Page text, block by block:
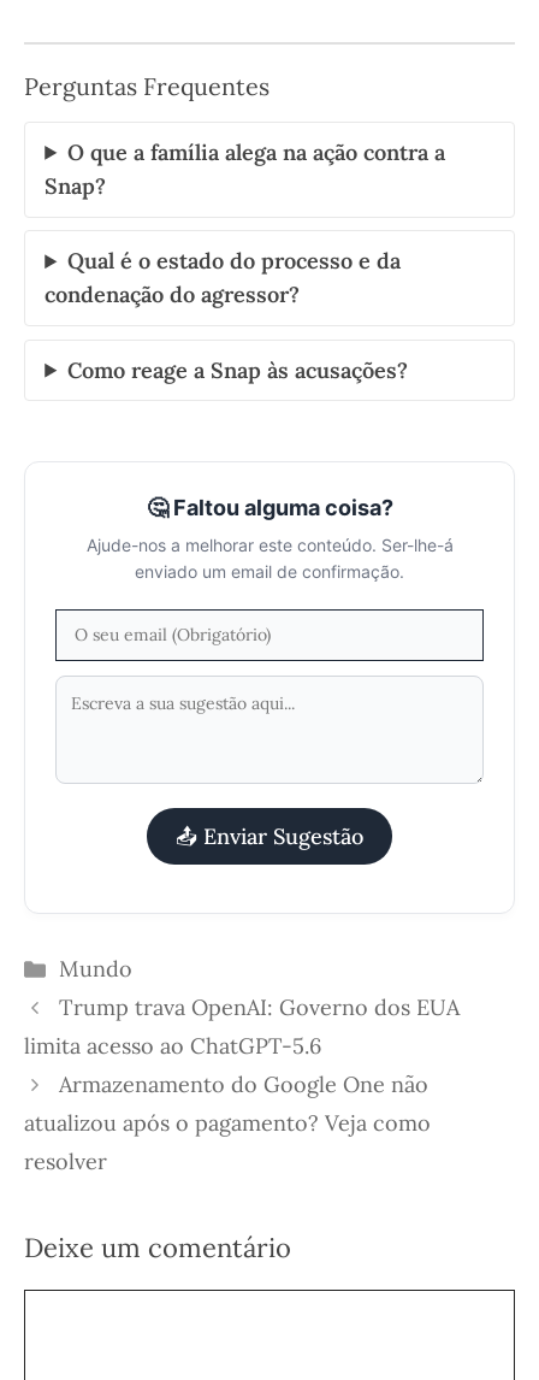
Perguntas Frequentes
O que a família alega na ação contra a
Snap?
Qual é o estado do processo e da
condenação do agressor?
Como reage a Snap às acusações?
🤔 Faltou alguma coisa?
Ajude-nos a melhorar este conteúdo. Ser-lhe-á
enviado um email de confirmação.
📤 Enviar Sugestão
Categorias
Mundo
Trump trava OpenAI: Governo dos EUA
limita acesso ao ChatGPT-5.6
Armazenamento do Google One não
atualizou após o pagamento? Veja como
resolver
Deixe um comentário